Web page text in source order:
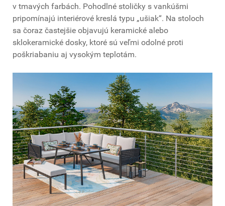
v tmavých farbách. Pohodlné stoličky s vankúšmi
pripomínajú interiérové kreslá typu „ušiak“. Na stoloch
sa čoraz častejšie objavujú keramické alebo
sklokeramické dosky, ktoré sú veľmi odolné proti
poškriabaniu aj vysokým teplotám.